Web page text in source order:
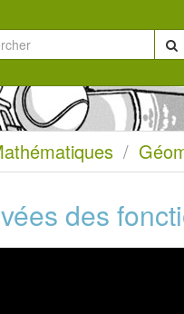
des